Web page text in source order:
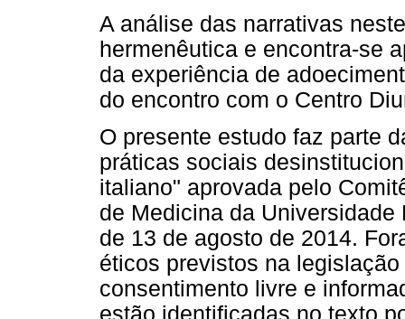
A análise das narrativas
hermenêutica e encontra-se
da experiência de
do encontro com o Centro
O presente estudo faz parte
práticas sociais
italiano" aprovada pelo
de Medicina da
de 13 de agosto de 2014.
éticos previstos na
consentimento livre e
estão identificadas no texto